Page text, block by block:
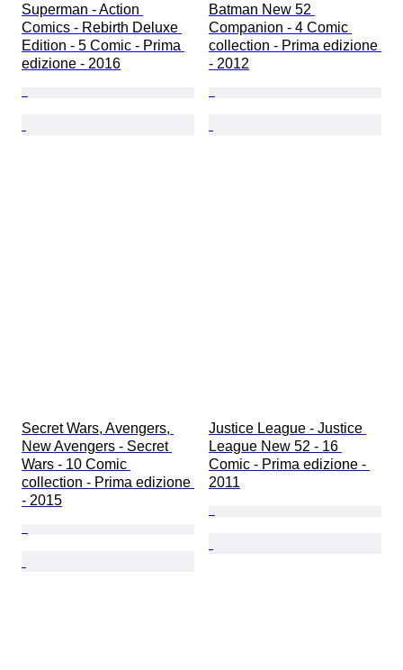
Superman - Action
Comics - Rebirth Deluxe
Edition - 5 Comic - Prima
edizione - 2016
Batman New 52
Companion - 4 Comic
collection - Prima edizione
- 2012
Secret Wars, Avengers,
New Avengers - Secret
Wars - 10 Comic
collection - Prima edizione
- 2015
Justice League - Justice
League New 52 - 16
Comic - Prima edizione -
2011